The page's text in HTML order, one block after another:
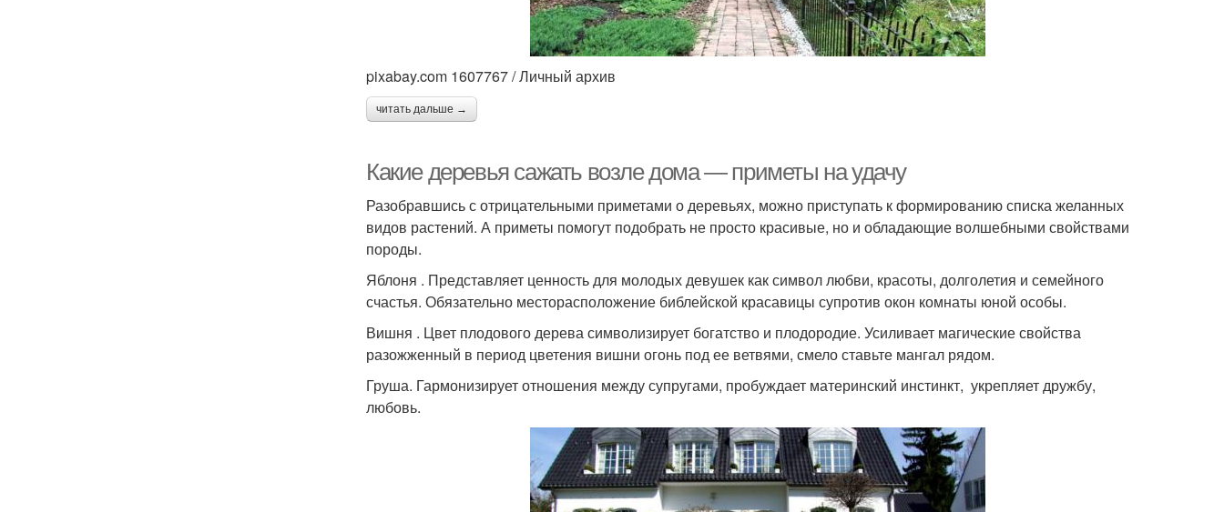
pixabay.com 1607767 / Личный архив
читать дальше →
Какие деревья сажать возле дома — приметы на удачу
Разобравшись с отрицательными приметами о деревьях, можно приступать к формированию списка желанных
видов растений. А приметы помогут подобрать не просто красивые, но и обладающие волшебными свойствами
породы.
Яблоня . Представляет ценность для молодых девушек как символ любви, красоты, долголетия и семейного
счастья. Обязательно месторасположение библейской красавицы супротив окон комнаты юной особы.
Вишня . Цвет плодового дерева символизирует богатство и плодородие. Усиливает магические свойства
разожженный в период цветения вишни огонь под ее ветвями, смело ставьте мангал рядом.
Груша. Гармонизирует отношения между супругами, пробуждает материнский инстинкт, укрепляет дружбу,
любовь.